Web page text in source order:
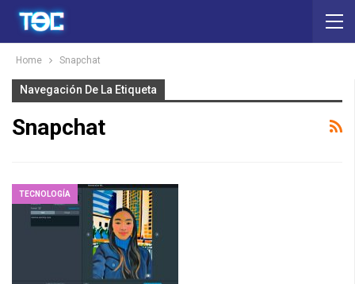
Home Snapchat
Navegación De La Etiqueta
Snapchat
TECNOLOGÍA